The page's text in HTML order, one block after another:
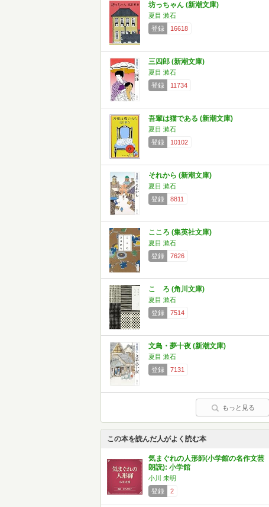
坊っちゃん (新潮文庫)
夏目 漱石
登録
16618
三四郎 (新潮文庫)
夏目 漱石
登録
11734
吾輩は猫である (新潮文庫)
夏目 漱石
登録
10102
それから (新潮文庫)
夏目 漱石
登録
8811
こころ (集英社文庫)
夏目 漱石
登録
7626
こゝろ (角川文庫)
夏目 漱石
登録
7514
文鳥・夢十夜 (新潮文庫)
夏目 漱石
登録
7131
もっと見る
この本を読んだ人がよく読む本
気まぐれの人形師(小学館の名作文芸
朗読): 小学館
小川 未明
登録
2